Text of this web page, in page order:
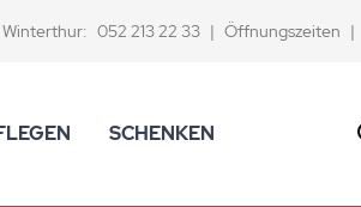
Winterthur: 052 213 22 33 | Öffnungszeiten |
SCHENKEN